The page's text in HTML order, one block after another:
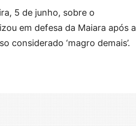
5 de junho, sobre o
em defesa da Maiara após a
considerado ‘magro demais’.